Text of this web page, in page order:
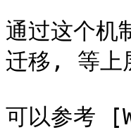
通过这个
迁移, 等上
可以参考